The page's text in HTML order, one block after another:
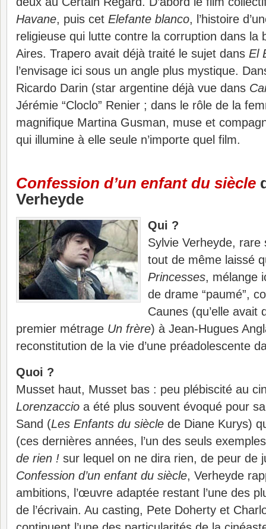
Havane, puis cet Elefante blanco, l’histoire
religieuse qui lutte contre la corruption dans la
Aires. Trapero avait déjà traité le sujet dans El
l’envisage ici sous un angle plus mystique.
Ricardo Darin (star argentine déjà vue dans
Jérémie “Cloclo” Renier ; dans le rôle de la
magnifique Martina Gusman, muse et
qui illumine à elle seule n’importe quel film.
Confession d’un enfant du siècle
Verheyde
Qui ?
Sylvie Verheyde,
tout de même laissé
Princesses, mélange
de drame “paumé”,
Caunes (qu’elle avait
premier métrage Un frère) à Jean-Hugues
reconstitution de la vie d’une préadolescente
Quoi ?
Musset haut, Musset bas : peu plébiscité au
Lorenzaccio a été plus souvent évoqué pour
Sand (Les Enfants du siècle de Diane Kurys)
(ces dernières années, l’un des seuls
de rien ! sur lequel on ne dira rien, de peur de
Confession d’un enfant du siècle, Verheyde
ambitions, l’œuvre adaptée restant l’une des
de l’écrivain. Au casting, Pete Doherty et